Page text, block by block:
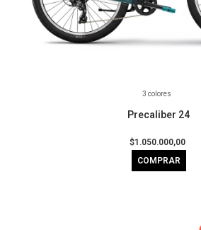
3 colores
Precaliber 24
$1.050.000,00
COMPRAR